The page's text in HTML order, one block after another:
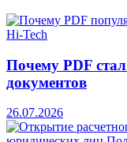
Hi-Tech
Почему PDF
документов
26.07.2026